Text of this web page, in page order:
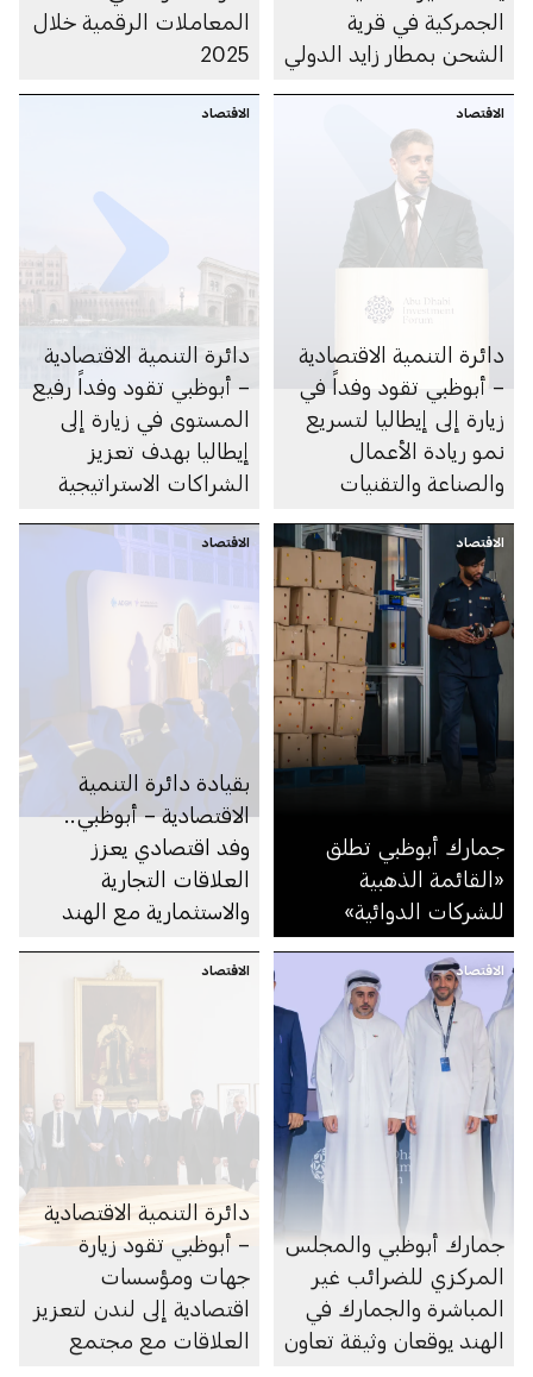
الجمركية في قرية
الشحن بمطار زايد الدولي
المعاملات الرقمية خلال
2025
الاقتصاد
دائرة التنمية الاقتصادية
– أبوظبي تقود وفداً في
زيارة إلى إيطاليا لتسريع
نمو ريادة الأعمال
والصناعة والتقنيات
الاقتصاد
دائرة التنمية الاقتصادية
– أبوظبي تقود وفداً رفيع
المستوى في زيارة إلى
إيطاليا بهدف تعزيز
الشراكات الاستراتيجية
والنمو طويل الأمد
الاقتصاد
جمارك أبوظبي تطلق
«القائمة الذهبية
للشركات الدوائية»
الاقتصاد
بقيادة دائرة التنمية
الاقتصادية – أبوظبي..
وفد اقتصادي يعزز
العلاقات التجارية
والاستثمارية مع الهند
الاقتصاد
جمارك أبوظبي والمجلس
المركزي للضرائب غير
المباشرة والجمارك في
الهند يوقعان وثيقة تعاون
الاقتصاد
دائرة التنمية الاقتصادية
– أبوظبي تقود زيارة
جهات ومؤسسات
اقتصادية إلى لندن لتعزيز
العلاقات مع مجتمع